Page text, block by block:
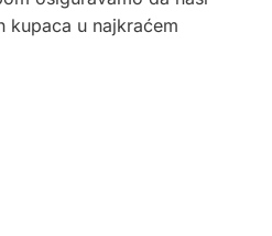
kupaca u najkraćem